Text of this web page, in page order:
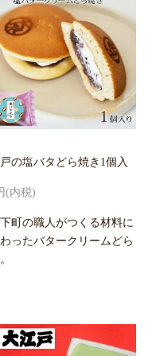
の塩バタどら焼き1個入
(内税)
町の職人がつくる材料に
ったバタークリームどら